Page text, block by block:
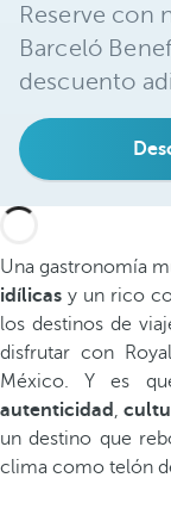
Reserve con
Barceló
descuento
Una gastronomía
idílicas y un rico
los destinos de
disfrutar con
México. Y es
autenticidad ,
un destino que
clima como telón